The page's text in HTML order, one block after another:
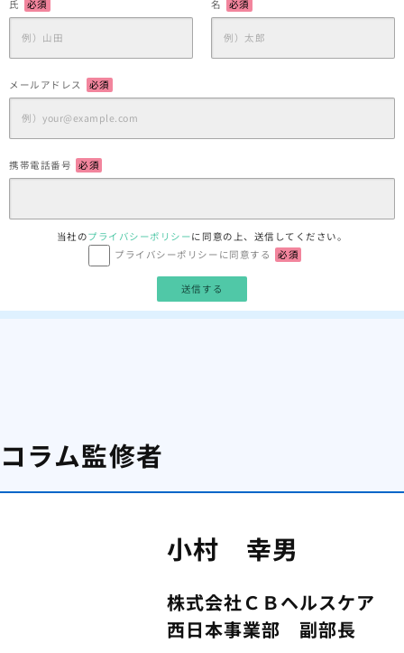
氏 必須 名 必須
メールアドレス 必須
携帯電話番号 必須
当社のプライバシーポリシーに同意の上、送信してください。
プライバシーポリシーに同意する
必須
コラム監修者
小村 幸男
株式会社ＣＢヘルスケア
西日本事業部 副部長